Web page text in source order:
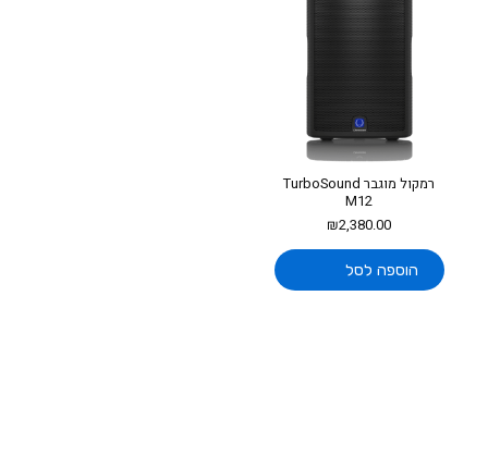
רמקול מוגבר TurboSound
M12
₪2,380.00
הוספה לסל